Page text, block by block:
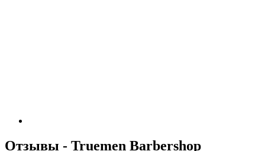
Отзывы - Truemen Barbershop